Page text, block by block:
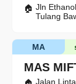
Jln
Tulang
MAS
MA
Jalan